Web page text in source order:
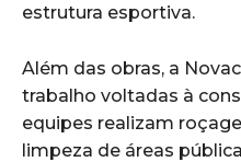
estrutura esportiva.
Além das obras, a
trabalho voltadas à
equipes realizam
limpeza de áreas